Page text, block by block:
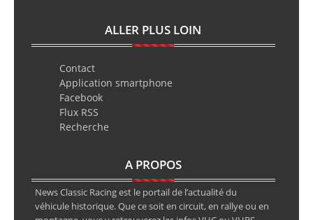
ALLER PLUS LOIN
Contact
Application smartphone
Facebook
Flux RSS
Recherche
A PROPOS
News Classic Racing est le portail de l’actualité du
véhicule historique. Que ce soit en circuit, en rallye ou en